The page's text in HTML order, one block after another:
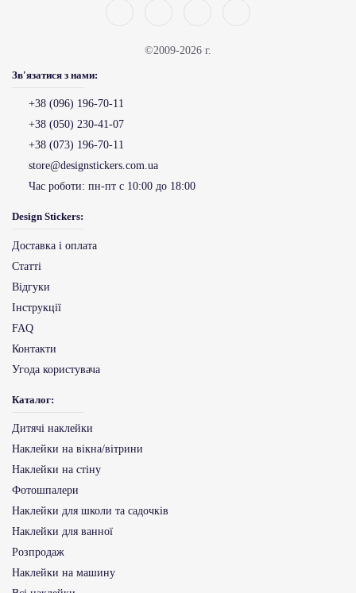
©2009-2026 г.
Зв'язатися з нами:
+38 (096) 196-70-11
+38 (050) 230-41-07
+38 (073) 196-70-11
store@designstickers.com.ua
Час роботи: пн-пт с 10:00 до 18:00
Design Stickers:
Доставка і оплата
Статті
Відгуки
Інструкції
FAQ
Контакти
Угода користувача
Каталог:
Дитячі наклейки
Наклейки на вікна/вітрини
Наклейки на стіну
Фотошпалери
Наклейки для школи та садочків
Наклейки для ванної
Розпродаж
Наклейки на машину